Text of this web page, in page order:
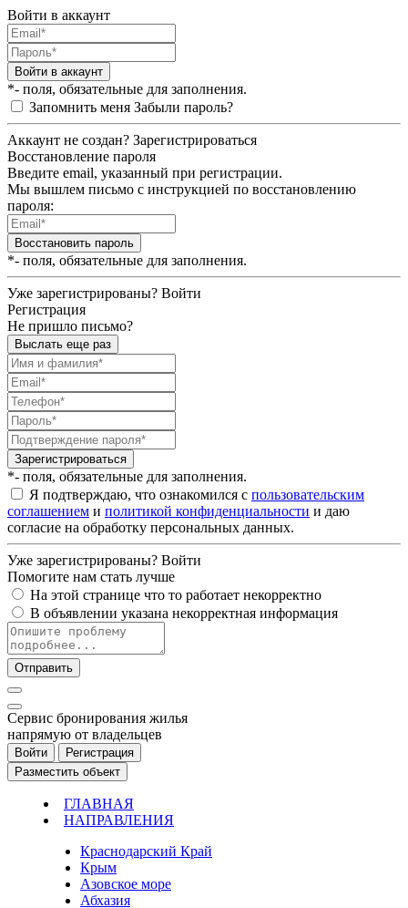
Войти в аккаунт
Войти в аккаунт
*- поля, обязательные для заполнения.
Запомнить меня Забыли пароль?
Аккаунт не создан? Зарегистрироваться
Восстановление пароля
Введите email, указанный при регистрации.
Мы вышлем письмо с инструкцией по восстановлению
пароля:
Восстановить пароль
*- поля, обязательные для заполнения.
Уже зарегистрированы? Войти
Регистрация
Не пришло письмо?
Выслать еще раз
Зарегистрироваться
*- поля, обязательные для заполнения.
Я подтверждаю, что ознакомился с пользовательским
соглашением и политикой конфиденциальности и даю
согласие на обработку персональных данных.
Уже зарегистрированы? Войти
Помогите нам стать лучше
На этой странице что то работает некорректно
В объявлении указана некорректная информация
Отправить
Cервис бронирования жилья
напрямую от владельцев
Войти
Регистрация
Разместить объект
ГЛАВНАЯ
НАПРАВЛЕНИЯ
Краснодарский Край
Крым
Азовское море
Абхазия